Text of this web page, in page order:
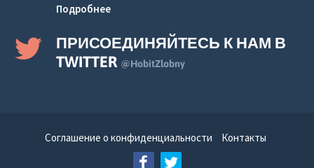
Подробнее
ПРИСОЕДИНЯЙТЕСЬ К НАМ В
TWITTER @HobitZlobny
Соглашение о конфиденциальности Контакты